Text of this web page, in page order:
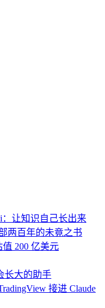
让知识自己长出来
两百年的未竟之书
200 亿美元
长大的助手
接进 Claude